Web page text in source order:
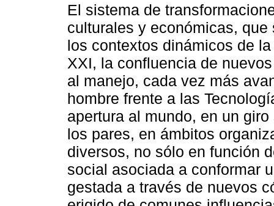
El sistema de
culturales y económicas,
los contextos dinámicos de
XXI, la confluencia de
al manejo, cada vez más
hombre frente a las
apertura al mundo, en un
los pares, en ámbitos
diversos, no sólo en función
social asociada a conformar
gestada a través de nuevos